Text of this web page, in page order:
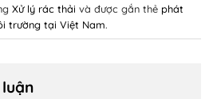
Xử lý rác thải và được gắn thẻ phát
trường tại Việt Nam.